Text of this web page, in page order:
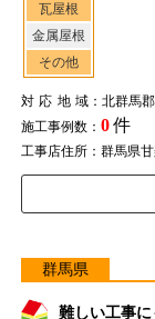
瓦屋根
金属屋根
その他
対応地域：北群馬
施工事例数： 0件
工事店住所：群馬県
群馬県
難しい工事